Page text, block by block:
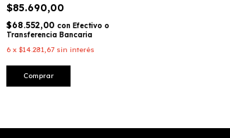
$85.690,00
$68.552,00 con Efectivo o
Transferencia Bancaria
6 x $14.281,67 sin interés